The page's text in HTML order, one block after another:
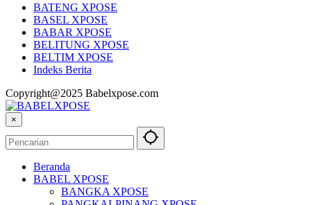
BATENG XPOSE
BASEL XPOSE
BABAR XPOSE
BELITUNG XPOSE
BELTIM XPOSE
Indeks Berita
Copyright@2025 Babelxpose.com
×
Beranda
BABEL XPOSE
BANGKA XPOSE